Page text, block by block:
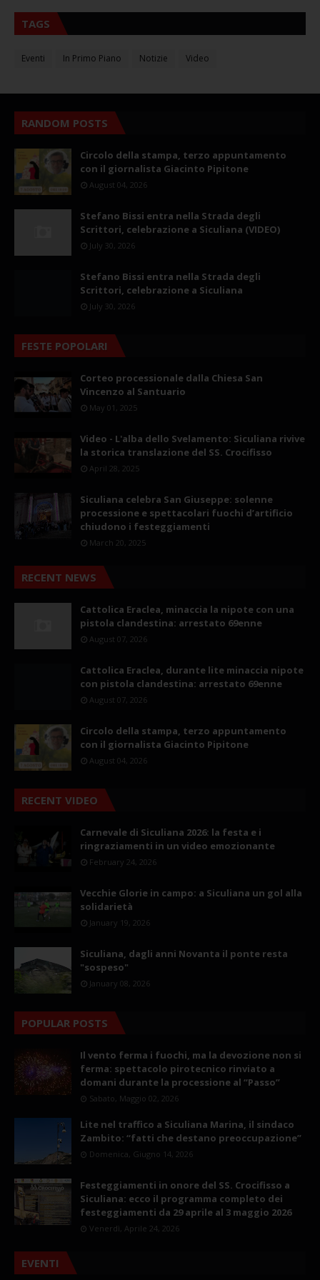
TAGS
Eventi In Primo Piano Notizie Video
RANDOM POSTS
Circolo della stampa, terzo appuntamento
con il giornalista Giacinto Pipitone
August 04, 2026
Stefano Bissi entra nella Strada degli
Scrittori, celebrazione a Siculiana (VIDEO)
July 30, 2026
Stefano Bissi entra nella Strada degli
Scrittori, celebrazione a Siculiana
July 30, 2026
FESTE POPOLARI
Corteo processionale dalla Chiesa San
Vincenzo al Santuario
May 01, 2025
Video - L'alba dello Svelamento: Siculiana rivive
la storica translazione del SS. Crocifisso
April 28, 2025
Siculiana celebra San Giuseppe: solenne
processione e spettacolari fuochi d’artificio
chiudono i festeggiamenti
March 20, 2025
RECENT NEWS
Cattolica Eraclea, minaccia la nipote con una
pistola clandestina: arrestato 69enne
August 07, 2026
Cattolica Eraclea, durante lite minaccia nipote
con pistola clandestina: arrestato 69enne
August 07, 2026
Circolo della stampa, terzo appuntamento
con il giornalista Giacinto Pipitone
August 04, 2026
RECENT VIDEO
Carnevale di Siculiana 2026: la festa e i
ringraziamenti in un video emozionante
February 24, 2026
Vecchie Glorie in campo: a Siculiana un gol alla
solidarietà
January 19, 2026
Siculiana, dagli anni Novanta il ponte resta
"sospeso"
January 08, 2026
POPULAR POSTS
Il vento ferma i fuochi, ma la devozione non si
ferma: spettacolo pirotecnico rinviato a
domani durante la processione al “Passo”
Sabato, Maggio 02, 2026
Lite nel traffico a Siculiana Marina, il sindaco
Zambito: “fatti che destano preoccupazione”
Domenica, Giugno 14, 2026
Festeggiamenti in onore del SS. Crocifisso a
Siculiana: ecco il programma completo dei
festeggiamenti da 29 aprile al 3 maggio 2026
Venerdì, Aprile 24, 2026
EVENTI